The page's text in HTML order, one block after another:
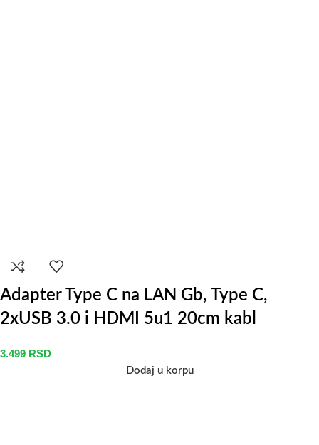
Adapter Type C na LAN Gb, Type C,
2xUSB 3.0 i HDMI 5u1 20cm kabl
3.499 RSD
Dodaj u korpu